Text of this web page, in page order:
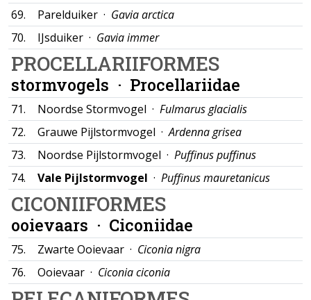
69.
Parelduiker · Gavia arctica
70.
IJsduiker · Gavia immer
PROCELLARIIFORMES
stormvogels · Procellariidae
71. Noordse Stormvogel · Fulmarus glacialis
72.
Grauwe Pijlstormvogel ·Ardenna grisea
73.
Noordse Pijlstormvogel · Puffinus puffinus
74.
Vale Pijlstormvogel · Puffinus mauretanicus
CICONIIFORMES
ooievaars · Ciconiidae
75. Zwarte Ooievaar · Ciconia nigra
76.
Ooievaar · Ciconia ciconia